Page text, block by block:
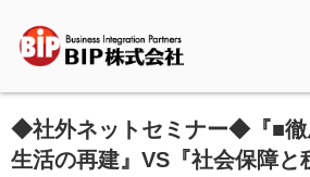
◆社外ネットセミナー◆『■徹
生活の再建』VS『社会保障と